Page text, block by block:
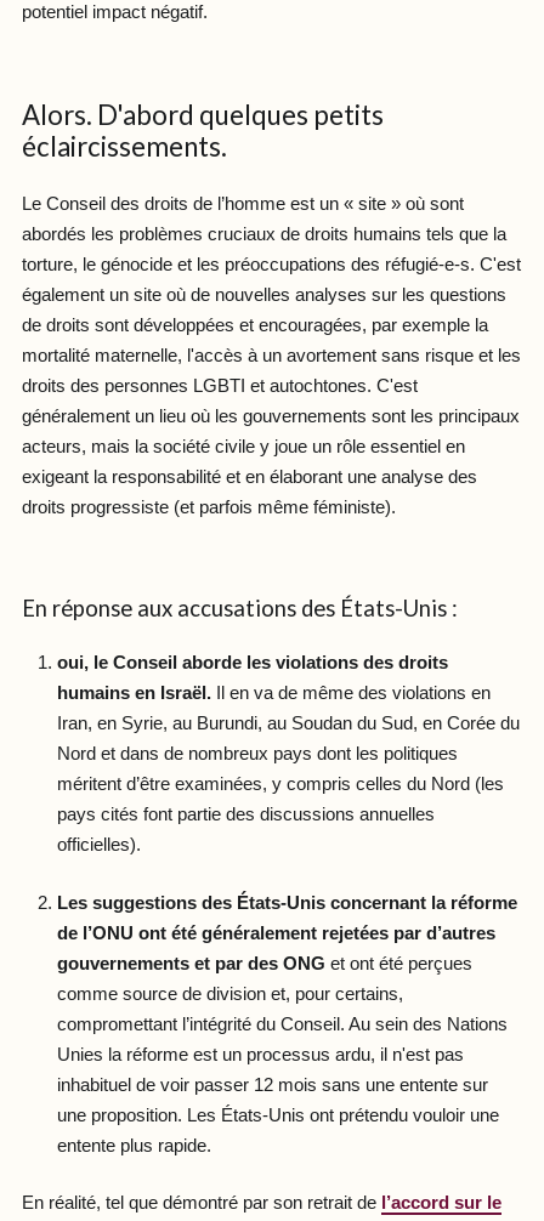
potentiel impact négatif.
Alors. D'abord quelques petits
éclaircissements.
Le Conseil des droits de l’homme est un « site » où sont
abordés les problèmes cruciaux de droits humains tels que la
torture, le génocide et les préoccupations des réfugié-e-s. C'est
également un site où de nouvelles analyses sur les questions
de droits sont développées et encouragées, par exemple la
mortalité maternelle, l'accès à un avortement sans risque et les
droits des personnes LGBTI et autochtones. C'est
généralement un lieu où les gouvernements sont les principaux
acteurs, mais la société civile y joue un rôle essentiel en
exigeant la responsabilité et en élaborant une analyse des
droits progressiste (et parfois même féministe).
En réponse aux accusations des États-Unis :
oui, le Conseil aborde les violations des droits
humains en Israël. Il en va de même des violations en
Iran, en Syrie, au Burundi, au Soudan du Sud, en Corée du
Nord et dans de nombreux pays dont les politiques
méritent d’être examinées, y compris celles du Nord (les
pays cités font partie des discussions annuelles
officielles).
Les suggestions des États-Unis concernant la réforme
de l’ONU ont été généralement rejetées par d’autres
gouvernements et par des ONGet ont été perçues
comme source de division et, pour certains,
compromettant l’intégrité du Conseil. Au sein des Nations
Unies la réforme est un processus ardu, il n'est pas
inhabituel de voir passer 12 mois sans une entente sur
une proposition. Les États-Unis ont prétendu vouloir une
entente plus rapide.
En réalité, tel que démontré par son retrait de l’accord sur le